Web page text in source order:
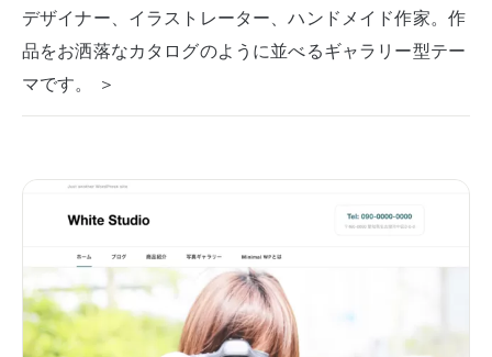
デザイナー、イラストレーター、ハンドメイド作家。作
品をお洒落なカタログのように並べるギャラリー型テー
マです。 ＞